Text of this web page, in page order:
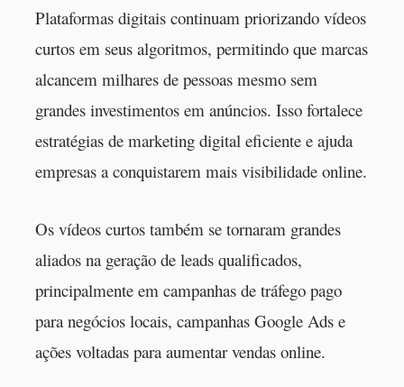
Plataformas digitais continuam priorizando vídeos
curtos em seus algoritmos, permitindo que marcas
alcancem milhares de pessoas mesmo sem
grandes investimentos em anúncios. Isso fortalece
estratégias de marketing digital eficiente e ajuda
empresas a conquistarem mais visibilidade online.
Os vídeos curtos também se tornaram grandes
aliados na geração de leads qualificados,
principalmente em campanhas de tráfego pago
para negócios locais, campanhas Google Ads e
ações voltadas para aumentar vendas online.